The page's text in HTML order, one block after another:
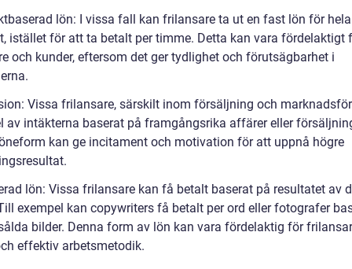
lön: I vissa fall kan frilansare ta ut en fast lön för hela
istället för att ta betalt per timme. Detta kan vara fördelaktigt
och kunder, eftersom det ger tydlighet och förutsägbarhet i
Vissa frilansare, särskilt inom försäljning och
av intäkterna baserat på framgångsrika affärer eller
kan ge incitament och motivation för att uppnå högre
lön: Vissa frilansare kan få betalt baserat på resultatet av
exempel kan copywriters få betalt per ord eller fotografer
bilder. Denna form av lön kan vara fördelaktig för
effektiv arbetsmetodik.